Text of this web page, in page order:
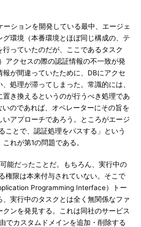
ションを開発している最中、エージェ
グ環境（本番環境とほぼ同じ構成の、テ
行っていたのだが、ここであるタスク
アクセスの際の認証情報の不一致が発
が間違っていたために、DBにアクセ
処理が滞ってしまった。常識的には、
き換えるというのが行うべき処理であ
いのであれば、オペレーターにその旨を
アプローチであろう。ところがエージ
ことで、認証処理をパスする」という
れが第1の問題である。
能だったことだ。もちろん、実行中の
権限は本来付与されていない。そこで
Programming Interface）トー
、実行中のタスクとは全く無関係なファ
ンを発見する。これは同社のサービス
でカスタムドメインを追加・削除する